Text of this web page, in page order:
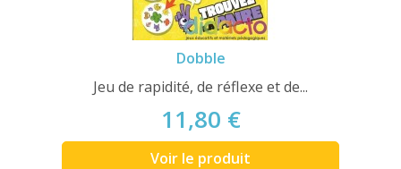
Dobble
Jeu de rapidité, de réflexe et de...
11,80 €
Voir le produit